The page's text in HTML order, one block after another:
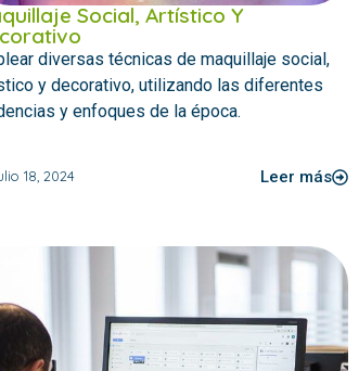
Social, Artístico Y
diversas técnicas de maquillaje social,
y decorativo, utilizando las diferentes
y enfoques de la época.
18, 2024 Leer más